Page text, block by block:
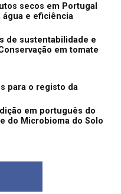
secos em Portugal
água e eficiência
de sustentabilidade e
em tomate
para o registo da
em português do
do Microbioma do Solo